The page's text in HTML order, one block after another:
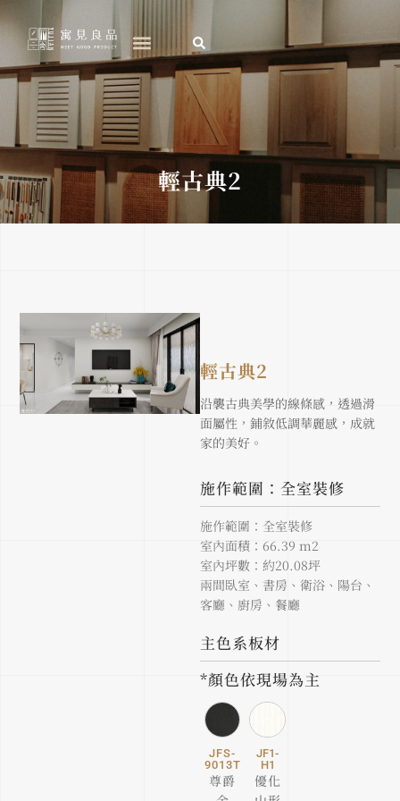
至
要
輕古典2
輕古典2
沿襲古典美學的線條感，透過滑
面屬性，鋪敘低調華麗感，成就
家的美好。
施作範圍：全室裝修
施作範圍：全室裝修
室內面積：66.39 m2
室內坪數：約20.08坪
兩間臥室、書房、衛浴、陽台、
客廳、廚房、餐廳
主色系板材
*顏色依現場為主
JFS-
9013T
尊爵
JF1-
H1
優化